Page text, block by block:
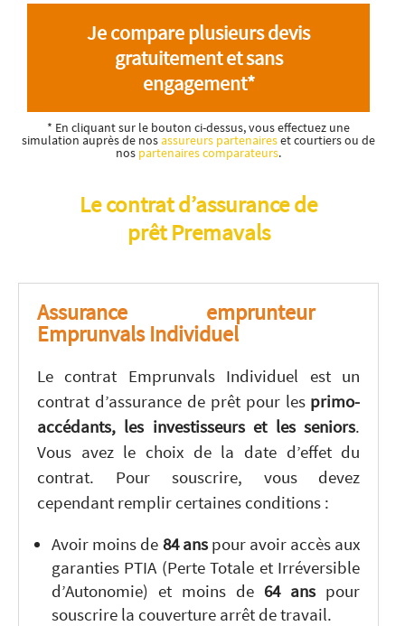
Je compare plusieurs devis
gratuitement et sans
engagement*
* En cliquant sur le bouton ci-dessus, vous effectuez une
simulation auprès de nosassureurs partenaireset courtiers ou de
nos partenaires comparateurs.
Le contrat d’assurance de
prêt Premavals
Assurance emprunteur
Emprunvals Individuel
Le contrat Emprunvals Individuel est un
contrat d’assurance de prêt pour les primo-
accédants, les investisseurs et les seniors.
Vous avez le choix de la date d’effet du
contrat. Pour souscrire, vous devez
cependant remplir certaines conditions :
Avoir moins de 84 anspour avoir accès aux
garanties PTIA (Perte Totale et Irréversible
d’Autonomie) et moins de 64 ans pour
souscrire la couverture arrêt de travail.